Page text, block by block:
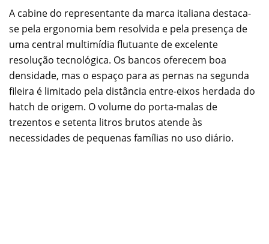
A cabine do representante da marca italiana destaca-
se pela ergonomia bem resolvida e pela presença de
uma central multimídia flutuante de excelente
resolução tecnológica. Os bancos oferecem boa
densidade, mas o espaço para as pernas na segunda
fileira é limitado pela distância entre-eixos herdada do
hatch de origem. O volume do porta-malas de
trezentos e setenta litros brutos atende às
necessidades de pequenas famílias no uso diário.